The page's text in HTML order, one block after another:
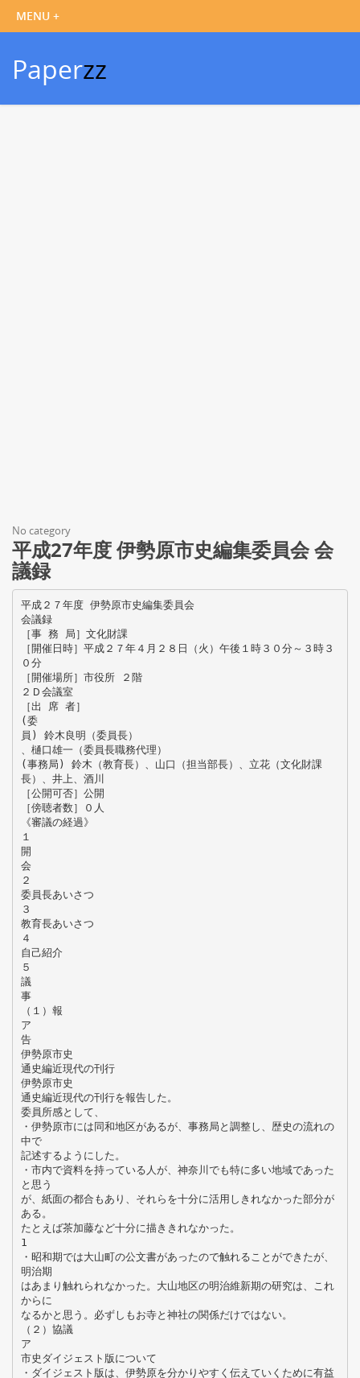
Paperzz
No category
平成27年度 伊勢原市史編集委員会 会
議録
平成２７年度 伊勢原市史編集委員会
会議録
［事 務 局］文化財課
［開催日時］平成２７年４月２８日（火）午後１時３０分～３時３
０分
［開催場所］市役所 ２階
２Ｄ会議室
［出 席 者］
(委
員) 鈴木良明（委員長）
、樋口雄一（委員長職務代理）
(事務局) 鈴木（教育長）、山口（担当部長）、立花（文化財課
長）、井上、酒川
［公開可否］公開
［傍聴者数］０人
《審議の経過》
１
開
会
２
委員長あいさつ
３
教育長あいさつ
４
自己紹介
５
議
事
（１）報
ア
告
伊勢原市史
通史編近現代の刊行
伊勢原市史
通史編近現代の刊行を報告した。
委員所感として、
・伊勢原市には同和地区があるが、事務局と調整し、歴史の流れの
中で
記述するようにした。
・市内で資料を持っている人が、神奈川でも特に多い地域であった
と思う
が、紙面の都合もあり、それらを十分に活用しきれなかった部分が
ある。
たとえば茶加藤など十分に描ききれなかった。
1
・昭和期では大山町の公文書があったので触れることができたが、
明治期
はあまり触れられなかった。大山地区の明治維新期の研究は、これ
からに
なるかと思う。必ずしもお寺と神社の関係だけではない。
（２）協議
ア
市史ダイジェスト版について
・ダイジェスト版は、伊勢原を分かりやすく伝えていくために有益